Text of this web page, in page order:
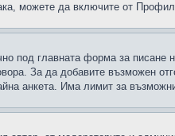
можете да включите от
под главната форма за писане
За да добавите възможен
анкета. Има лимит за